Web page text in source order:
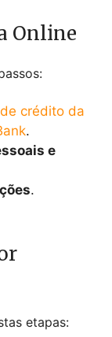
Online
crédito da
.
e
.
etapas: